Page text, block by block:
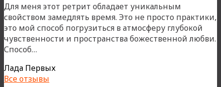
местами
пугает
меня)»
Для меня этот ретрит обладает уникальным
свойством замедлять время. Это не просто практики,
это мой способ погрузиться в атмосферу глубокой
чувственности и пространства божественной любви.
Способ…
важная
часть
Лада Первых
Все отзывы